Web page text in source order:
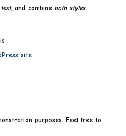
, and combine both styles.
site
purposes. Feel free to